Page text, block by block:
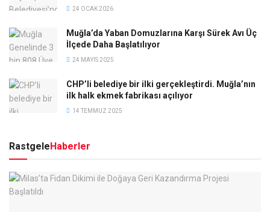
24 OCAK 2026
Muğla’da Yaban Domuzlarına Karşı Sürek Avı Üç
İlçede Daha Başlatılıyor
24 MAYIS 2025
CHP’li belediye bir ilki gerçekleştirdi. Muğla’nın
ilk halk ekmek fabrikası açılıyor
14 TEMMUZ 2025
RastgeleHaberler